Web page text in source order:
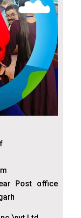
Post office